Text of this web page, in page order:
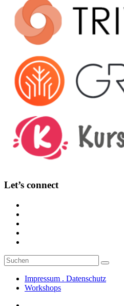
Let’s connect
Suche
nach:
Suchen
Impressum . Datenschutz
Workshops